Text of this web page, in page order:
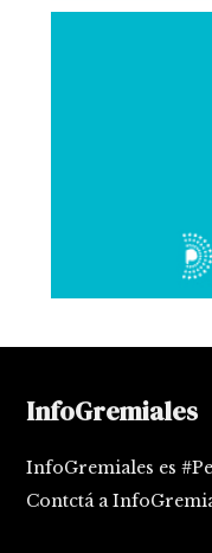
InfoGremiales
InfoGremiales es
Contctá a